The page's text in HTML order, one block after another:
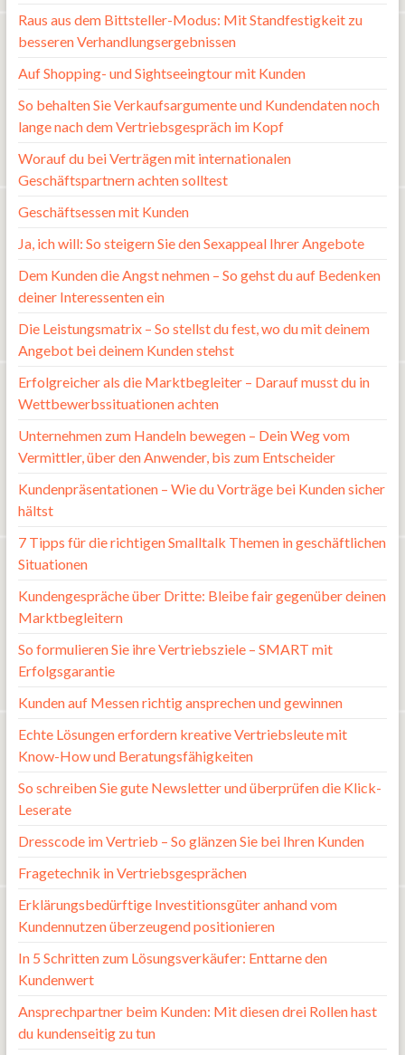
Raus aus dem Bittsteller-Modus: Mit Standfestigkeit zu
besseren Verhandlungsergebnissen
Auf Shopping- und Sightseeingtour mit Kunden
So behalten Sie Verkaufsargumente und Kundendaten noch
lange nach dem Vertriebsgespräch im Kopf
Worauf du bei Verträgen mit internationalen
Geschäftspartnern achten solltest
Geschäftsessen mit Kunden
Ja, ich will: So steigern Sie den Sexappeal Ihrer Angebote
Dem Kunden die Angst nehmen – So gehst du auf Bedenken
deiner Interessenten ein
Die Leistungsmatrix – So stellst du fest, wo du mit deinem
Angebot bei deinem Kunden stehst
Erfolgreicher als die Marktbegleiter – Darauf musst du in
Wettbewerbssituationen achten
Unternehmen zum Handeln bewegen – Dein Weg vom
Vermittler, über den Anwender, bis zum Entscheider
Kundenpräsentationen – Wie du Vorträge bei Kunden sicher
hältst
7 Tipps für die richtigen Smalltalk Themen in geschäftlichen
Situationen
Kundengespräche über Dritte: Bleibe fair gegenüber deinen
Marktbegleitern
So formulieren Sie ihre Vertriebsziele – SMART mit
Erfolgsgarantie
Kunden auf Messen richtig ansprechen und gewinnen
Echte Lösungen erfordern kreative Vertriebsleute mit
Know-How und Beratungsfähigkeiten
So schreiben Sie gute Newsletter und überprüfen die Klick-
Leserate
Dresscode im Vertrieb – So glänzen Sie bei Ihren Kunden
Fragetechnik in Vertriebsgesprächen
Erklärungsbedürftige Investitionsgüter anhand vom
Kundennutzen überzeugend positionieren
In 5 Schritten zum Lösungsverkäufer: Enttarne den
Kundenwert
Ansprechpartner beim Kunden: Mit diesen drei Rollen hast
du kundenseitig zu tun